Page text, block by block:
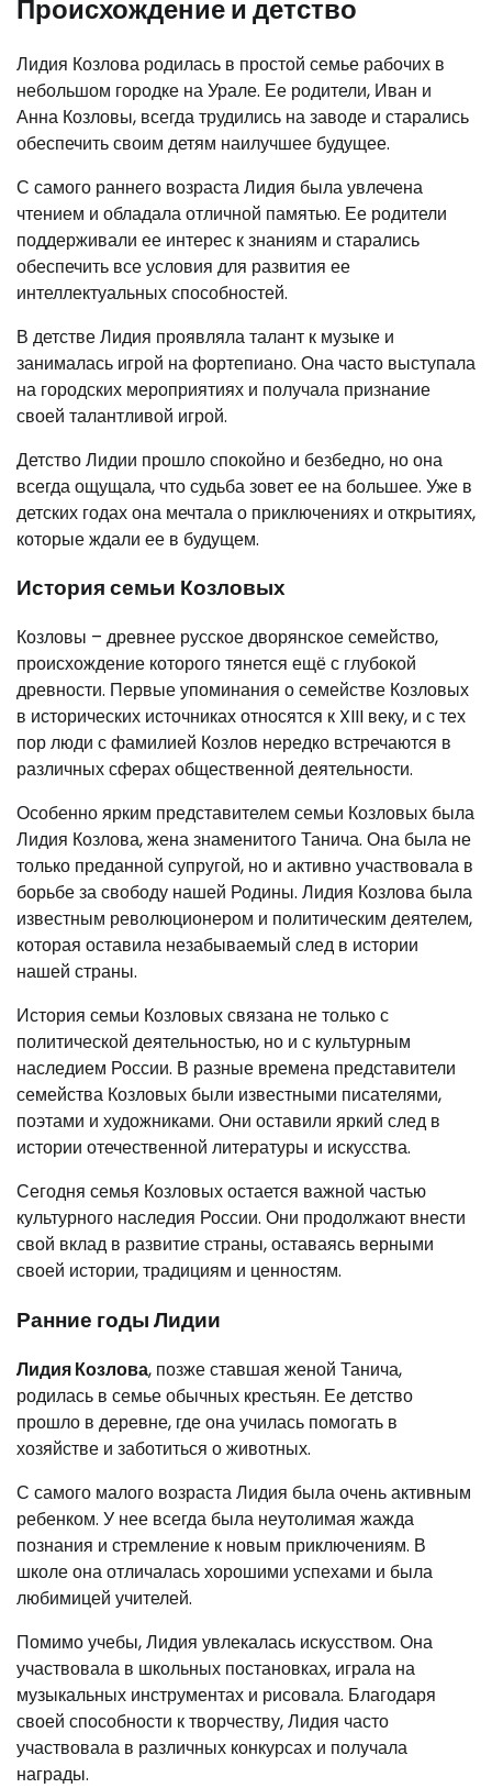
Происхождение и детство
Лидия Козлова родилась в простой семье рабочих в
небольшом городке на Урале. Ее родители, Иван и
Анна Козловы, всегда трудились на заводе и старались
обеспечить своим детям наилучшее будущее.
С самого раннего возраста Лидия была увлечена
чтением и обладала отличной памятью. Ее родители
поддерживали ее интерес к знаниям и старались
обеспечить все условия для развития ее
интеллектуальных способностей.
В детстве Лидия проявляла талант к музыке и
занималась игрой на фортепиано. Она часто выступала
на городских мероприятиях и получала признание
своей талантливой игрой.
Детство Лидии прошло спокойно и безбедно, но она
всегда ощущала, что судьба зовет ее на большее. Уже в
детских годах она мечтала о приключениях и открытиях,
которые ждали ее в будущем.
История семьи Козловых
Козловы – древнее русское дворянское семейство,
происхождение которого тянется ещё с глубокой
древности. Первые упоминания о семействе Козловых
в исторических источниках относятся к XIII веку, и с тех
пор люди с фамилией Козлов нередко встречаются в
различных сферах общественной деятельности.
Особенно ярким представителем семьи Козловых была
Лидия Козлова, жена знаменитого Танича. Она была не
только преданной супругой, но и активно участвовала в
борьбе за свободу нашей Родины. Лидия Козлова была
известным революционером и политическим деятелем,
которая оставила незабываемый след в истории
нашей страны.
История семьи Козловых связана не только с
политической деятельностью, но и с культурным
наследием России. В разные времена представители
семейства Козловых были известными писателями,
поэтами и художниками. Они оставили яркий след в
истории отечественной литературы и искусства.
Сегодня семья Козловых остается важной частью
культурного наследия России. Они продолжают внести
свой вклад в развитие страны, оставаясь верными
своей истории, традициям и ценностям.
Ранние годы Лидии
Лидия Козлова, позже ставшая женой Танича,
родилась в семье обычных крестьян. Ее детство
прошло в деревне, где она училась помогать в
хозяйстве и заботиться о животных.
С самого малого возраста Лидия была очень активным
ребенком. У нее всегда была неутолимая жажда
познания и стремление к новым приключениям. В
школе она отличалась хорошими успехами и была
любимицей учителей.
Помимо учебы, Лидия увлекалась искусством. Она
участвовала в школьных постановках, играла на
музыкальных инструментах и рисовала. Благодаря
своей способности к творчеству, Лидия часто
участвовала в различных конкурсах и получала
награды.